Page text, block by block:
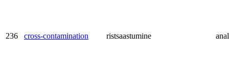
236 cross-contamination ristsaastumine